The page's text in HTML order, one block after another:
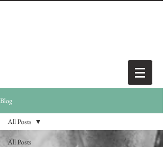
Blog
All Posts
All Posts